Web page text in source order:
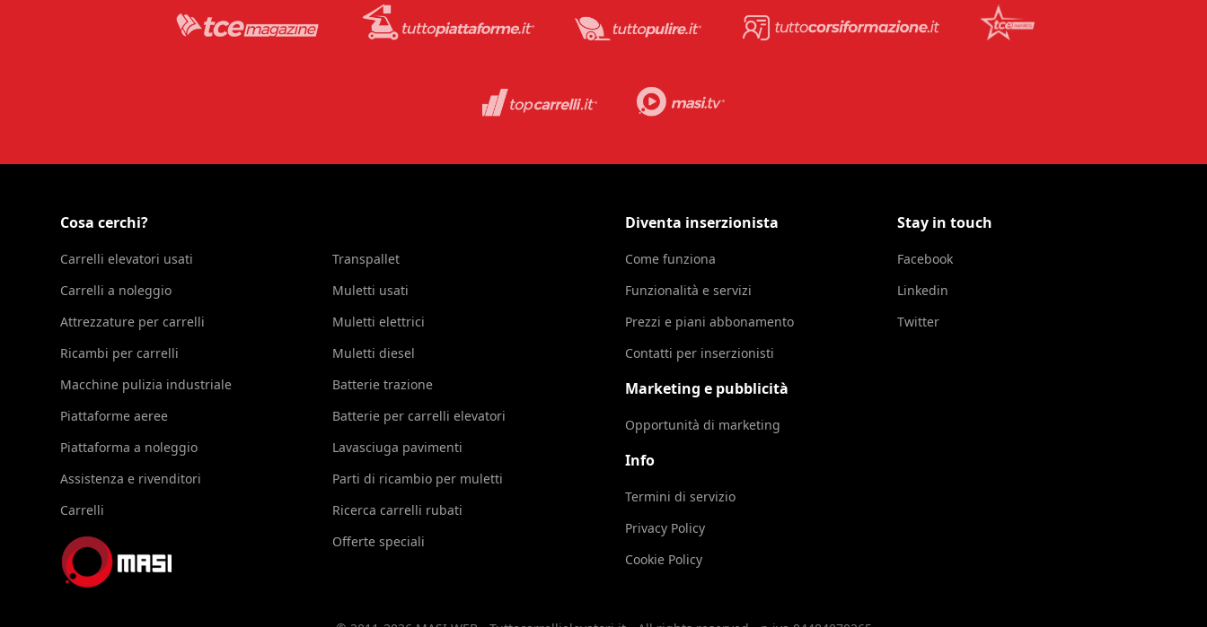
Cosa cerchi?
Carrelli elevatori usati
Carrelli a noleggio
Attrezzature per carrelli
Ricambi per carrelli
Macchine pulizia industriale
Piattaforme aeree
Piattaforma a noleggio
Assistenza e rivenditori
Carrelli
Transpallet
Muletti usati
Muletti elettrici
Muletti diesel
Batterie trazione
Batterie per carrelli elevatori
Lavasciuga pavimenti
Parti di ricambio per muletti
Ricerca carrelli rubati
Offerte speciali
Diventa inserzionista
Come funziona
Funzionalità e servizi
Prezzi e piani abbonamento
Contatti per inserzionisti
Marketing e pubblicità
Opportunità di marketing
Info
Termini di servizio
Privacy Policy
Cookie Policy
Stay in touch
Facebook
Linkedin
Twitter